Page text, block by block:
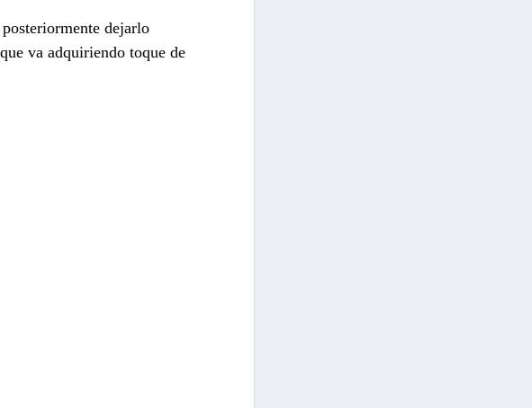
dejarlo
va adquiriendo toque de